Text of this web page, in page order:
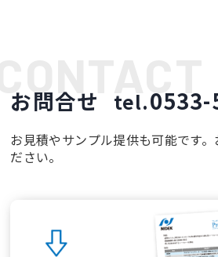
お問合せ tel.0533-
お見積やサンプル提供も可能です
ださい。